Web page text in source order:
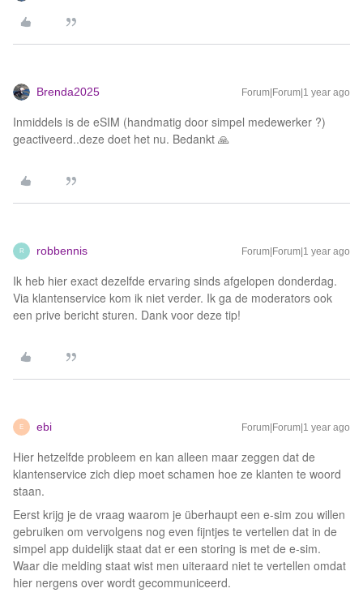
Brenda2025 Forum|Forum|1 year ago
Inmiddels is de eSIM (handmatig door simpel medewerker ?)
geactiveerd..deze doet het nu. Bedankt 🙏
R robbennis Forum|Forum|1 year ago
Ik heb hier exact dezelfde ervaring sinds afgelopen donderdag.
Via klantenservice kom ik niet verder. Ik ga de moderators ook
een prive bericht sturen. Dank voor deze tip!
E ebi Forum|Forum|1 year ago
Hier hetzelfde probleem en kan alleen maar zeggen dat de
klantenservice zich diep moet schamen hoe ze klanten te woord
staan.
Eerst krijg je de vraag waarom je überhaupt een e-sim zou willen
gebruiken om vervolgens nog even fijntjes te vertellen dat in de
simpel app duidelijk staat dat er een storing is met de e-sim.
Waar die melding staat wist men uiteraard niet te vertellen omdat
hier nergens over wordt gecommuniceerd.